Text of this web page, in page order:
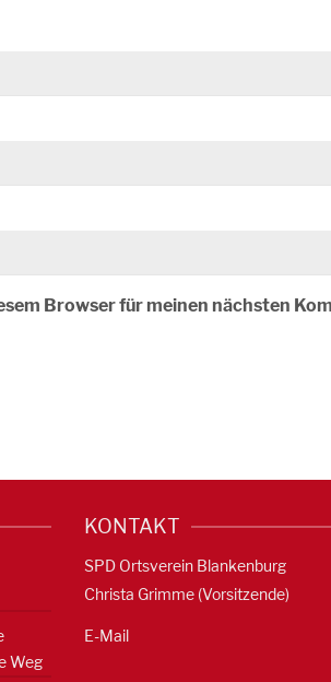
Browser für meinen nächsten
Weg
KONTAKT
SPD Ortsverein Blankenburg
Christa Grimme (Vorsitzende)
E-Mail